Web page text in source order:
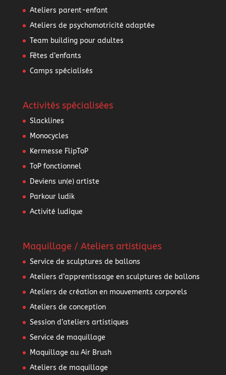
Ateliers parent-enfant
Ateliers de psychomotricité adaptée
Team building pour adultes
Fêtes d’enfants
Camps spécialisés
Activités spécialisées
Slacklines
Monocycles
Kermesse FlipToP
ToP fonctionnel
Deviens un(e) artiste
Parkour ludik
Activité ludique
Maquillage / Ateliers artistiques
Service de sculptures de ballons
Ateliers d’apprentissage en sculptures de ballons
Ateliers de création en mouvements corporels
Ateliers de conception
Session d’ateliers artistiques
Service de maquillage
Maquillage au Air Brush
Ateliers de maquillage